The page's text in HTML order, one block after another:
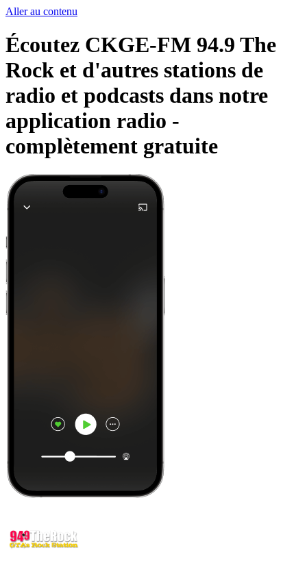
Aller au contenu
Écoutez CKGE-FM 94.9 The
Rock et d'autres stations de
radio et podcasts dans notre
application radio -
complètement gratuite